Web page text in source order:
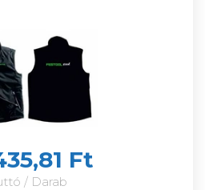
Ft
/ Darab